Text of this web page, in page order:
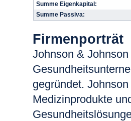
Summe Eigenkapital:
Summe Passiva:
Firmenporträt
Johnson &
gegründet.
Medizinprodukte